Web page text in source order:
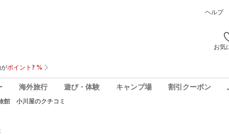
ヘルプ
お気
海外旅行 遊び・体験 キャンプ場 割引クーポン
館 小川屋のクチコミ